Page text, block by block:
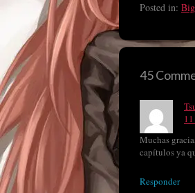
Posted in:
45
Muchas
capítulos ya
Responder